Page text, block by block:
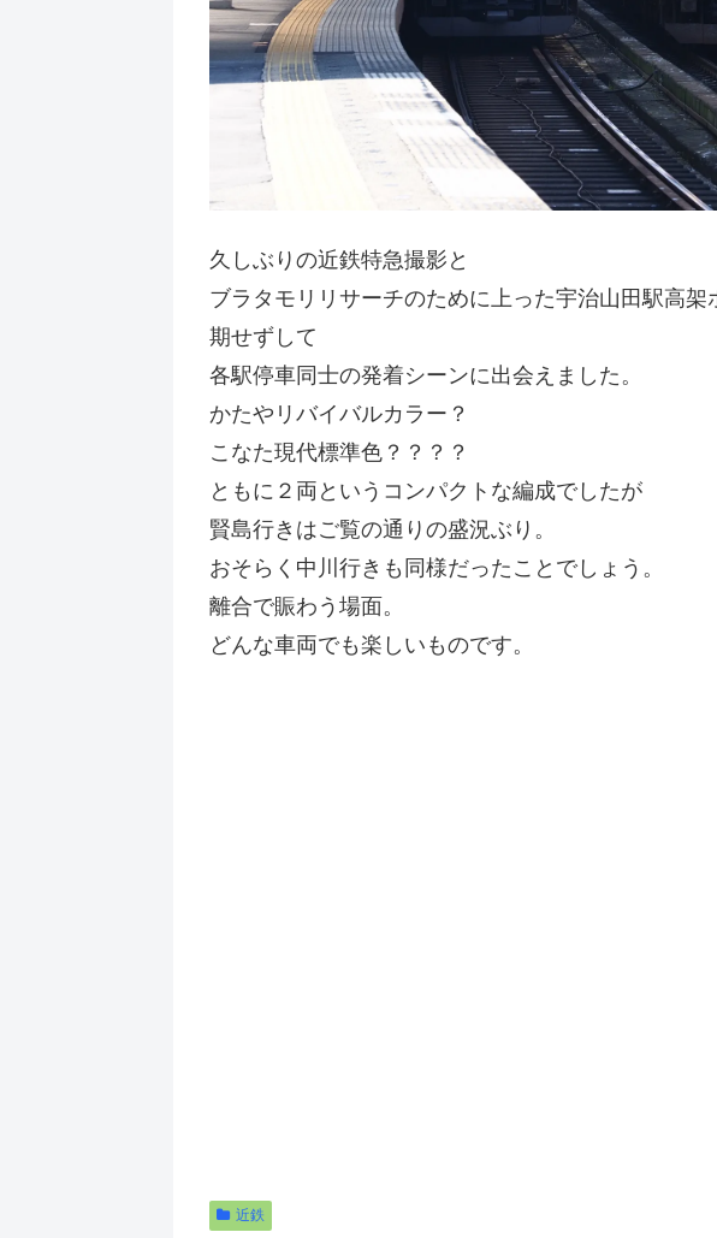
久しぶりの近鉄特急撮影と
ブラタモリリサーチのために上った宇治山田駅高架
期せずして
各駅停車同士の発着シーンに出会えました。
かたやリバイバルカラー？
こなた現代標準色？？？？
ともに２両というコンパクトな編成でしたが
賢島行きはご覧の通りの盛況ぶり。
おそらく中川行きも同様だったことでしょう。
離合で賑わう場面。
どんな車両でも楽しいものです。
近鉄